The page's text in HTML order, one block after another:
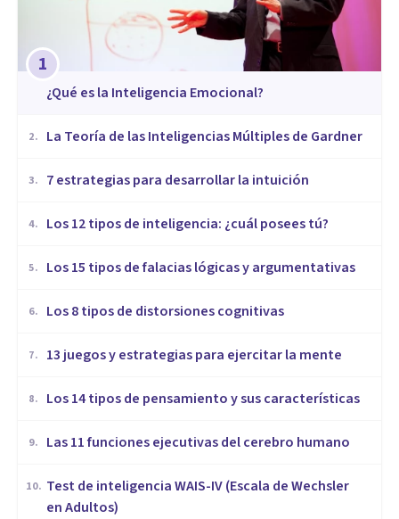
1
¿Qué es la Inteligencia Emocional?
2. La Teoría de las Inteligencias Múltiples de Gardner
3. 7 estrategias para desarrollar la intuición
4. Los 12 tipos de inteligencia: ¿cuál posees tú?
5. Los 15 tipos de falacias lógicas y argumentativas
6. Los 8 tipos de distorsiones cognitivas
7. 13 juegos y estrategias para ejercitar la mente
8. Los 14 tipos de pensamiento y sus características
9. Las 11 funciones ejecutivas del cerebro humano
10. Test de inteligencia WAIS-IV (Escala de Wechsler
en Adultos)